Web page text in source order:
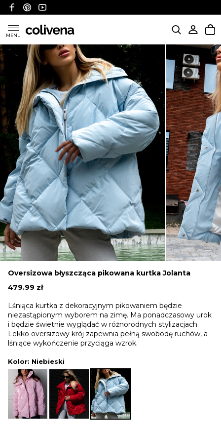
MENU
KATEGORIE
POLITYKA WYSYŁKI
POLITYKA ZWROTÓW I REFUNDACJI
FAQ
O NAS
KONTAKT
Oversizowa błyszcząca pikowana kurtka Jolanta
479.99 zł
Lśniąca kurtka z dekoracyjnym pikowaniem będzie
niezastąpionym wyborem na zimę. Ma ponadczasowy urok
i będzie świetnie wyglądać w różnorodnych stylizacjach.
Lekko oversizowy krój zapewnia pełną swobodę ruchów, a
lśniące wykończenie przyciąga wzrok.
Kolor: Niebieski